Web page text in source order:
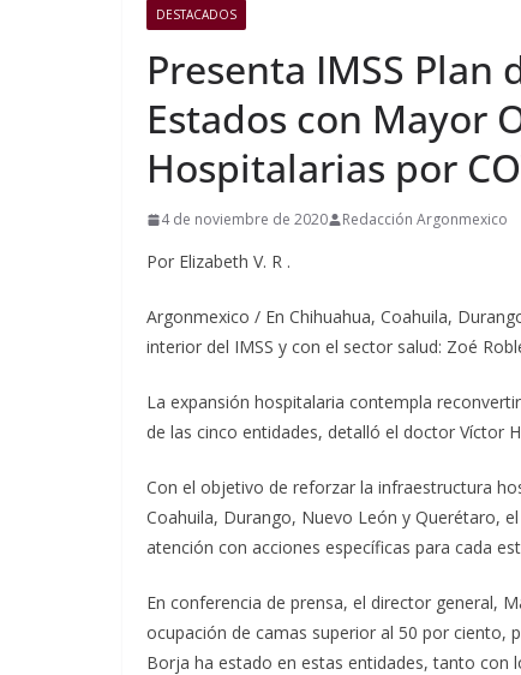
DESTACADOS
Presenta IMSS Plan
Estados con Mayor
Hospitalarias por
4 de noviembre de 2020 Redacción Argonmexico
Por Elizabeth V. R .
Argonmexico / En Chihuahua, Coahuila,
interior del IMSS y con el sector salud: Zoé
La expansión hospitalaria contempla
de las cinco entidades, detalló el doctor Víctor
Con el objetivo de reforzar la infraestructura
Coahuila, Durango, Nuevo León y Querétaro,
atención con acciones específicas para cada
En conferencia de prensa, el director general,
ocupación de camas superior al 50 por ciento,
Borja ha estado en estas entidades, tanto con